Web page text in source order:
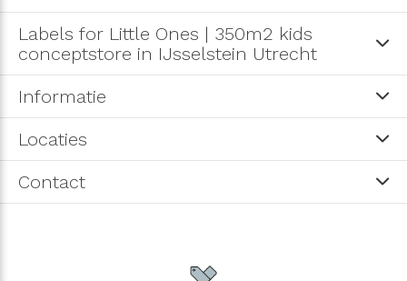
Labels for Little Ones | 350m2 kids
conceptstore in IJsselstein Utrecht
Informatie
Locaties
Contact